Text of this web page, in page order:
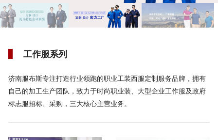
工作服系列
济南服布斯专注打造行业领跑的职业工装西服定制服务品牌，拥有
自己的加工生产团队，致力于时尚职业装、大型企业工作服及政府
标志服招标、采购，三大核心主营业务。